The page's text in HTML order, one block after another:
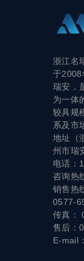
浙江名
于2008
瑞安，
为一体
较具规
系及市
地址（
州市瑞
电话：
咨询热
销售热
0577-
传真：
售后：
E-mail